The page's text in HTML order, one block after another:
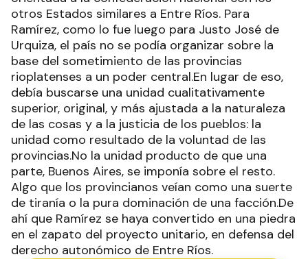
otros Estados similares a Entre Ríos. Para
Ramírez, como lo fue luego para Justo José de
Urquiza, el país no se podía organizar sobre la
base del sometimiento de las provincias
rioplatenses a un poder central.En lugar de eso,
debía buscarse una unidad cualitativamente
superior, original, y más ajustada a la naturaleza
de las cosas y a la justicia de los pueblos: la
unidad como resultado de la voluntad de las
provincias.No la unidad producto de que una
parte, Buenos Aires, se imponía sobre el resto.
Algo que los provincianos veían como una suerte
de tiranía o la pura dominación de una facción.De
ahí que Ramírez se haya convertido en una piedra
en el zapato del proyecto unitario, en defensa del
derecho autonómico de Entre Ríos.